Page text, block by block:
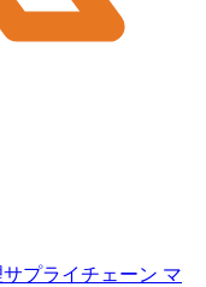
サプライチェーン マ